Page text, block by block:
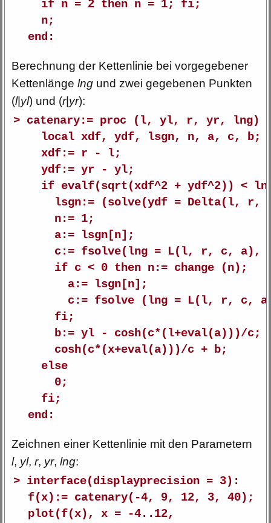
if n = 2 then n = 1; fi;
n;
end:
Berechnung der Kettenlinie bei vorgegebener
Kettenlänge lng und zwei gegebenen Punkten
(l| yl) und (r| yr):
> catenary:= proc (l, yl, r, yr, lng)
local xdf, ydf, lsgn, n, a, c, b;
xdf:= r - l;
ydf:= yr - yl;
if evalf(sqrt(xdf^2 + ydf^2)) <
lsgn:= (solve(ydf = Delta(l, r,
n:= 1;
a:= lsgn[n];
c:= fsolve(lng = L(l, r, c, a),
if c < 0 then n:= change (n);
a:= lsgn[n];
c:= fsolve (lng = L(l, r, c,
fi;
b:= yl - cosh(c*(l+eval(a)))/c;
cosh(c*(x+eval(a)))/c + b;
else
0;
fi;
end:
Zeichnen einer Kettenlinie mit den Parametern
l, yl, r, yr, lng:
> interface(displayprecision = 3):
f(x):= catenary(-4, 9, 12, 3, 40);
plot(f(x), x = -4..12,